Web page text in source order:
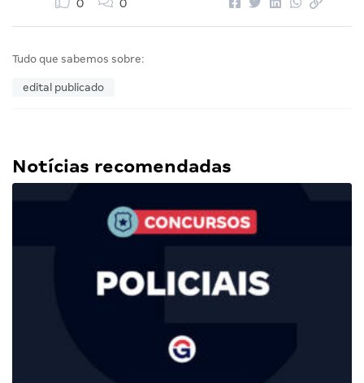
0 0
Tudo que sabemos sobre:
edital publicado
Notícias recomendadas